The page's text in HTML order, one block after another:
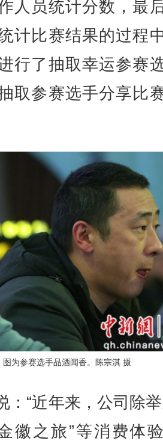
人员统计分数，最
计比赛结果的过程
行了抽取幸运参赛
取参赛选手分享比
图为参赛选手品酒闻香。陈宗淇 摄
“近年来，公司除举
徽之旅”等消费体